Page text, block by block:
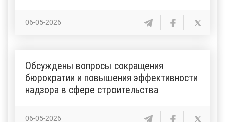
06-05-2026
Обсуждены вопросы сокращения
бюрократии и повышения эффективности
надзора в сфере строительства
06-05-2026